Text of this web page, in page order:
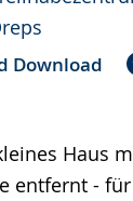
Download
Haus
entfernt -